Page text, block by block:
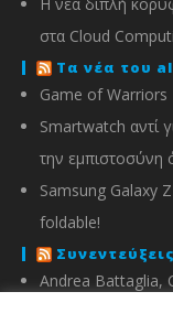
στα Cloud
Τα νέα του
Game of Warriors
Smartwatch αντί
την εμπιστοσύνη
Samsung Galaxy
foldable!
Andrea Battaglia,